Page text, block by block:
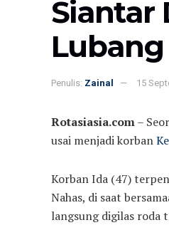
Siantar
Lubang
Penulis: Zainal 15
Rotasiasia.com–
usai menjadi korban
Korban Ida (47)
Nahas, di saat
langsung digilas roda